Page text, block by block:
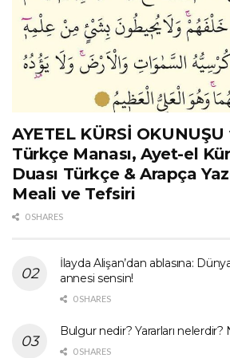
AYETEL KÜRSİ OKUNUŞU
Türkçe Manası, Ayet-el
Duası Türkçe & Arapça
Meali ve Tefsiri
0 SHARES
İlayda Alişan’dan ablasına:
annesi sensin!
0 SHARES
Bulgur nedir? Yararları nelerdir?
0 SHARES